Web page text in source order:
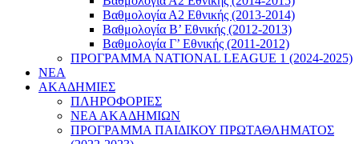
Βαθμολογία Α2 Εθνικής (2013-2014)
Βαθμολογία Β’ Εθνικής (2012-2013)
Βαθμολογία Γ’ Εθνικής (2011-2012)
ΠΡΟΓΡΑΜΜΑ NATIONAL LEAGUE 1 (2024-2025)
ΝΕΑ
ΑΚΑΔΗΜΙΕΣ
ΠΛΗΡΟΦΟΡΙΕΣ
ΝΕΑ ΑΚΑΔΗΜΙΩΝ
ΠΡΟΓΡΑΜΜΑ ΠΑΙΔΙΚΟΥ ΠΡΩΤΑΘΛΗΜΑΤΟΣ